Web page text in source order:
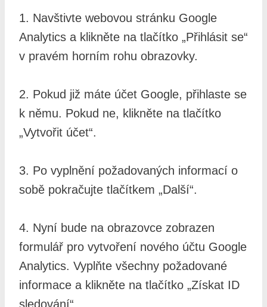
1. Navštivte webovou stránku Google
Analytics a klikněte na tlačítko „Přihlásit se“
v pravém horním rohu obrazovky.
2. Pokud již máte účet Google, přihlaste se
k němu. Pokud ne, klikněte na tlačítko
„Vytvořit účet“.
3. Po vyplnění požadovaných informací o
sobě pokračujte tlačítkem „Další“.
4. Nyní bude na obrazovce zobrazen
formulář pro vytvoření nového účtu Google
Analytics. Vyplňte všechny požadované
informace a klikněte na tlačítko „Získat ID
sledování“.